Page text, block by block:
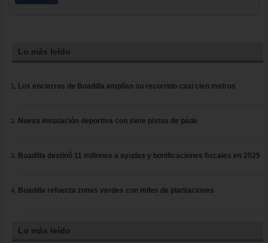
Lo más leído
Los encierros de Boadilla amplían su recorrido casi cien metros
Nueva instalación deportiva con siete pistas de páde
Boadilla destinó 11 millones a ayudas y bonificaciones fiscales en 2025
Boadilla refuerza zonas verdes con miles de plantaciones
Lo más leído